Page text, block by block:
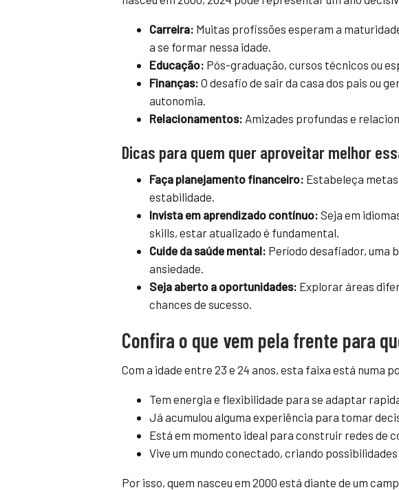
Carreira: Muitas profissões esperam a
a se formar nessa idade.
Educação: Pós-graduação, cursos técnicos ou
Finanças: O desafio de sair da casa dos pais ou
autonomia.
Relacionamentos: Amizades profundas e
Dicas para quem quer aproveitar melhor
Faça planejamento financeiro: Estabeleça
estabilidade.
Invista em aprendizado contínuo: Seja em
skills, estar atualizado é fundamental.
Cuide da saúde mental: Período desafiador, uma
ansiedade.
Seja aberto a oportunidades: Explorar áreas
chances de sucesso.
Confira o que vem pela frente para
Com a idade entre 23 e 24 anos, esta faixa está numa
Tem energia e flexibilidade para se adaptar
Já acumulou alguma experiência para tomar
Está em momento ideal para construir redes de
Vive um mundo conectado, criando
Por isso, quem nasceu em 2000 está diante de um